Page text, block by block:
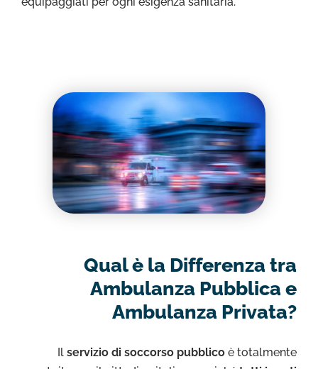
Qual è la Differenza tra
Ambulanza Pubblica e
Ambulanza Privata?
Il servizio di soccorso pubblico è totalmente